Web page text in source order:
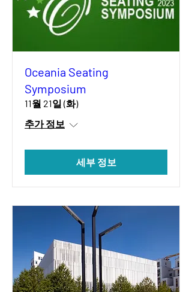
Oceania Seating
Symposium
11월 21일 (화)
추가 정보
세부 정보